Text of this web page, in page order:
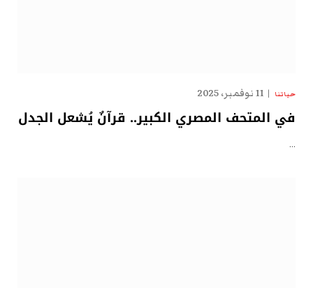
حياتنا 11 نوفمبر، 2025
في المتحف المصري الكبير.. قرآنٌ يُشعل الجدل
…